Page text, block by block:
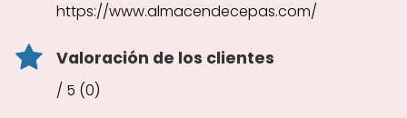
https://www.almacendecepas.com/
Valoración de los clientes
/ 5 (0)